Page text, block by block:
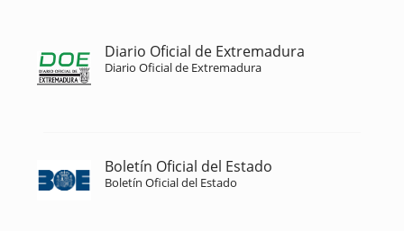
Diario Oficial de Extremadura
Diario Oficial de Extremadura
Boletín Oficial del Estado
Boletín Oficial del Estado